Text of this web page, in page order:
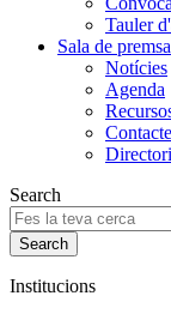
Tauler
Sala de premsa
Notícies
Agenda
Search
Institucions